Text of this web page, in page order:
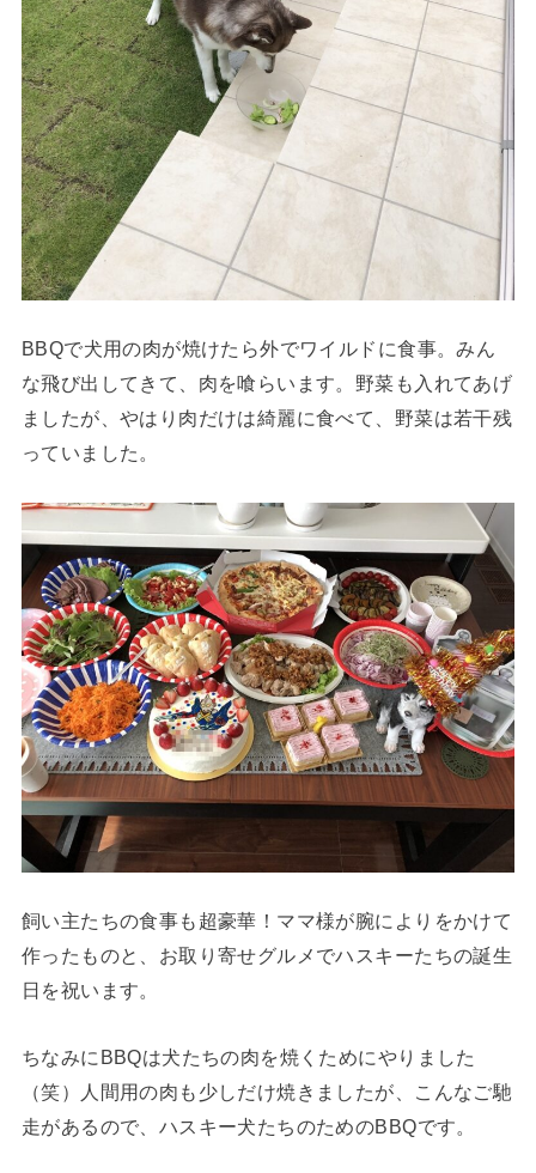
BBQで犬用の肉が焼けたら外でワイルドに食事。みん
な飛び出してきて、肉を喰らいます。野菜も入れてあげ
ましたが、やはり肉だけは綺麗に食べて、野菜は若干残
っていました。
飼い主たちの食事も超豪華！ママ様が腕によりをかけて
作ったものと、お取り寄せグルメでハスキーたちの誕生
日を祝います。
ちなみにBBQは犬たちの肉を焼くためにやりました
（笑）人間用の肉も少しだけ焼きましたが、こんなご馳
走があるので、ハスキー犬たちのためのBBQです。